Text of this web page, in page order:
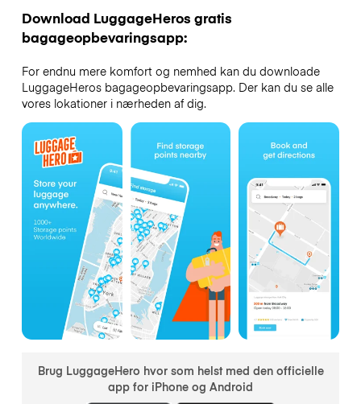
Download LuggageHeros gratis
bagageopbevaringsapp:
For endnu mere komfort og nemhed kan du downloade
LuggageHeros bagageopbevaringsapp. Der kan du se alle
vores lokationer i nærheden af dig.
Brug LuggageHero hvor som helst med den officielle
app for iPhone og Android